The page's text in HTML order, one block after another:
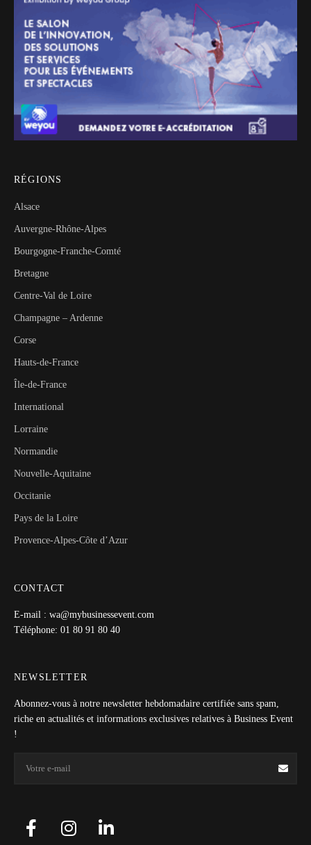
RÉGIONS
Alsace
Auvergne-Rhône-Alpes
Bourgogne-Franche-Comté
Bretagne
Centre-Val de Loire
Champagne – Ardenne
Corse
Hauts-de-France
Île-de-France
International
Lorraine
Normandie
Nouvelle-Aquitaine
Occitanie
Pays de la Loire
Provence-Alpes-Côte d’Azur
CONTACT
E-mail : wa@mybusinessevent.com
Téléphone: 01 80 91 80 40
NEWSLETTER
Abonnez-vous à notre newsletter hebdomadaire certifiée sans spam,
riche en actualités et informations exclusives relatives à Business Event
!